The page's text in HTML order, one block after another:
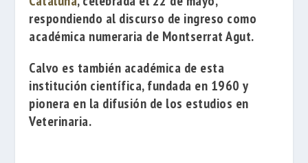
respondiendo al discurso de ingreso como
académica numeraria de Montserrat Agut.
Calvo es también académica de esta
institución científica, fundada en 1960 y
pionera en la difusión de los estudios en
Veterinaria.